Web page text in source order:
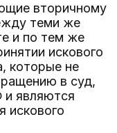
вторичному
теми же
и по тем же
искового
которые не
в суд,
и являются
искового